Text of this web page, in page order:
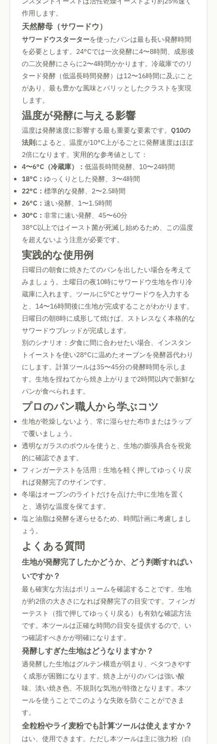
作用します。
天然酵母（サワードウ）
サワードウスターターを使ったパンは最も長い発酵時間
を必要とします。24°Cでは一次発酵に4〜8時間、成形後
の二次発酵にさらに2〜4時間かかります。冷蔵庫でのリ
タード発酵（低温長時間発酵）は12〜16時間に及ぶこと
があり、最も豊かな風味とパリッとしたクラストを実現
します。
温度が発酵に与える影響
温度は発酵速度に影響する最も重要な要素です。 Q10の
法則によると、温度が10°C上がるごとに発酵速度はほぼ
2倍になります。実用的な参考値として：
4〜6°C（冷蔵庫）： 低温長時間発酵、10〜24時間
18°C： ゆっくりとした発酵、3〜4時間
22°C： 標準的な発酵、2〜2.5時間
26°C： 速い発酵、1〜1.5時間
30°C： 非常に速い発酵、45〜60分
38°C以上ではイースト菌が死滅し始めるため、この温度
を超えないよう注意が必要です。
実践的な使用例
日曜日の朝食に焼きたてのパンを出したい場合を考えて
みましょう。土曜日の夜10時にサワードウ生地を作り冷
蔵庫に入れます。ツールに5°Cとサワードウを入力する
と、14〜16時間後に生地が完成することがわかります。
日曜日の朝8時に成形して焼けば、ストレスなく本格的な
サワードウブレッドが完成します。
別のシナリオ：夕食に間に合わせたい場合、インスタン
トイーストを使い28°Cに温めたオーブンを発酵器代わり
にします。計算ツールは35〜45分の発酵時間を示しま
す。生地を捏ねてから焼き上がりまで2時間以内で新鮮な
パンが食べられます。
プロのパン職人から学ぶコツ
生地が乾燥しないよう、常に湿らせた布巾またはラップ
で覆いましょう。
透明なガラスのボウルを使うと、生地の膨張具合を視覚
的に確認できます。
フィンガーテストを活用：生地を軽く押してゆっくり戻
れば発酵完了のサインです。
冬場はオーブンのライトだけを点けた中に生地を置く
と、適切な温度を保てます。
塩と油脂は発酵を遅らせるため、時間計画に考慮しまし
ょう。
よくある質問
生地が発酵完了したかどうか、どう判断すればい
いですか？
最も確実な方法はボリュームを確認することです。生地
が約2倍の大きさになれば発酵完了の目安です。フィンガ
ーテスト（指で押してゆっくり戻る）も有効な確認方法
です。本ツールは正確な時間の目安を提供するので、い
つ確認すべきかが明確になります。
発酵しすぎた生地はどうなりますか？
過発酵した生地はグルテン構造が弱まり、ベタつきやす
く成形が困難になります。焼き上がりのパンは強い酸
味、淡い焼き色、不規則な気泡が特徴となります。本ツ
ールを使うことでこのような失敗を防ぐことができま
す。
全粒粉やライ麦粉でも計算ツールは使えますか？
はい、使用できます。ただし本ツールは主に強力粉（白